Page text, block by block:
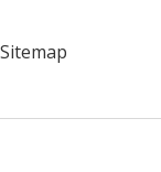
Sitemap